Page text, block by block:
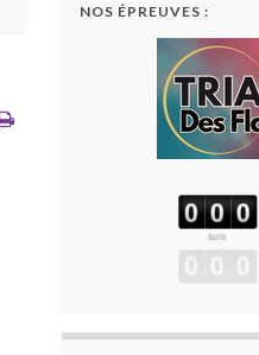
NOS ÉPREUVES :